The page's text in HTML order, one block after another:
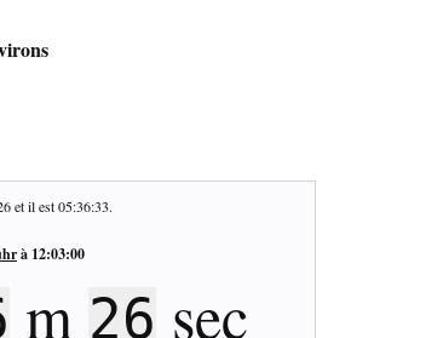
et il est05:36:34.
à 12:03:00
m 25 sec